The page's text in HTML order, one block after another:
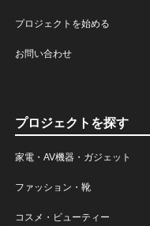
プロジェクトを始める
お問い合わせ
プロジェクトを探す
家電・AV機器・ガジェット
ファッション・靴
コスメ・ビューティー